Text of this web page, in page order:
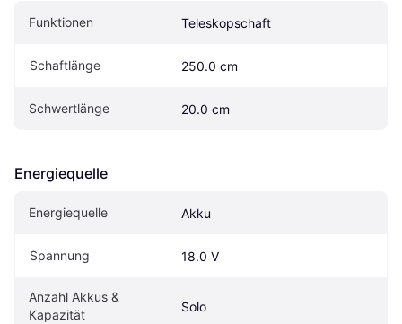
Funktionen Teleskopschaft
Schaftlänge 250.0 cm
Schwertlänge 20.0 cm
Energiequelle
Energiequelle Akku
Spannung 18.0 V
Anzahl Akkus &
Kapazität
Solo